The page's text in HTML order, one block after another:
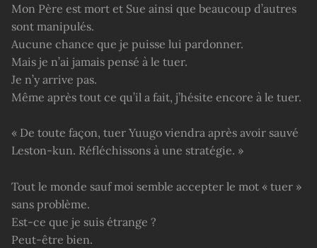
Mon Père est mort et Sue ainsi que beaucoup d’autres
sont manipulés.
Aucune chance que je puisse lui pardonner.
Mais je n’ai jamais pensé à le tuer.
Je n’y arrive pas.
Même après tout ce qu’il a fait, j’hésite encore à le tuer.
« De toute façon, tuer Yuugo viendra après avoir sauvé
Leston-kun. Réfléchissons à une stratégie. »
Tout le monde sauf moi semble accepter le mot « tuer »
sans problème.
Est-ce que je suis étrange ?
Peut-être bien.